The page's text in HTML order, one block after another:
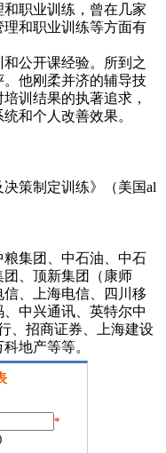
职业训练，曾在几家
和职业训练等方面有
公开课经验。所到之
他刚柔并济的辅导技
训结果的执著追求，
和个人改善效果。
策制定训练》（美国al
集团、中石油、中石
、顶新集团（康师
、上海电信、四川移
中兴通讯、英特尔中
、招商证券、上海建设
地产等等。
*